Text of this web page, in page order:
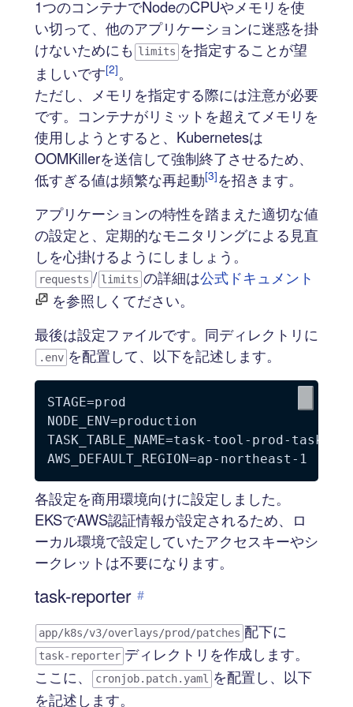
1つのコンテナでNodeのCPUやメモリを使
い切って、他のアプリケーションに迷惑を掛
けないためにも limits を指定することが望
ましいです[2]。
ただし、メモリを指定する際には注意が必要
です。コンテナがリミットを超えてメモリを
使用しようとすると、Kubernetesは
OOMKillerを送信して強制終了させるため、
低すぎる値は頻繁な再起動[3]を招きます。
アプリケーションの特性を踏まえた適切な値
の設定と、定期的なモニタリングによる見直
しを心掛けるようにしましょう。
requests / limits の詳細は公式ドキュメント
を参照しくてださい。
最後は設定ファイルです。同ディレクトリに
.env を配置して、以下を記述します。
STAGE=prod
NODE_ENV=production
TASK_TABLE_NAME=task-tool-prod-tasks
各設定を商用環境向けに設定しました。
EKSでAWS認証情報が設定されるため、ロ
ーカル環境で設定していたアクセスキーやシ
ークレットは不要になります。
task-reporter #
app/k8s/v3/overlays/prod/patches 配下に
task-reporter ディレクトリを作成します。
ここに、
cronjob.patch.yaml
を配置し、以下
を記述します。